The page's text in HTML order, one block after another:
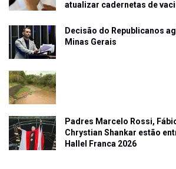
atualizar cadernetas de
Decisão do Republicanos
Minas Gerais
Padres Marcelo Rossi,
Chrystian Shankar estão
Hallel Franca 2026